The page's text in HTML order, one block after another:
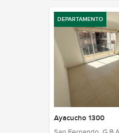
DEPARTAMENTO
Ayacucho 1300